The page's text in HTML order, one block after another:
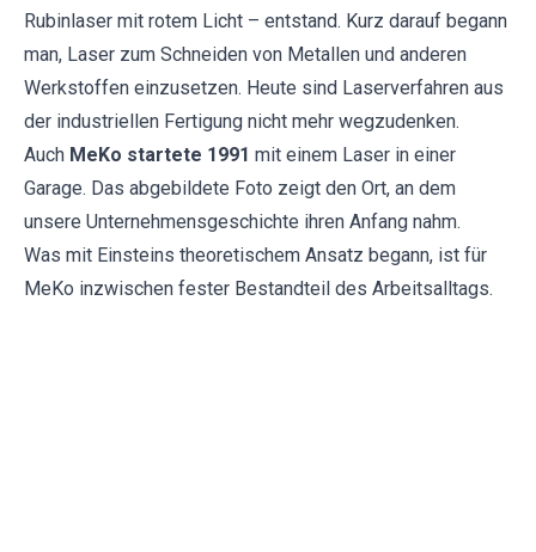
Rubinlaser mit rotem Licht – entstand. Kurz darauf begann
man, Laser zum Schneiden von Metallen und anderen
Werkstoffen einzusetzen. Heute sind Laserverfahren aus
der industriellen Fertigung nicht mehr wegzudenken.
Auch MeKo startete 1991 mit einem Laser in einer
Garage. Das abgebildete Foto zeigt den Ort, an dem
unsere Unternehmensgeschichte ihren Anfang nahm.
Was mit Einsteins theoretischem Ansatz begann, ist für
MeKo inzwischen fester Bestandteil des Arbeitsalltags.